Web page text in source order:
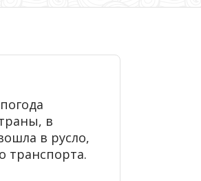
в
в русло,
транспорта.